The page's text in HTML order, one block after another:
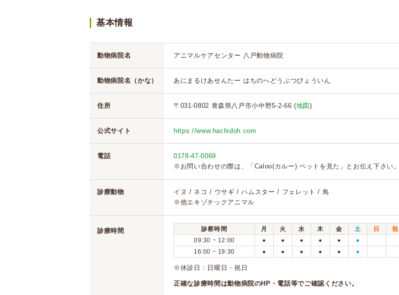
基本情報
動物病院名 アニマルケアセンター 八戸動物病院
動物病院名（かな） あにまるけあせんたー はちのへどうぶつびょういん
住所 〒031-0802 青森県八戸市小中野5-2-66 (地図 )
公式サイト https://www.hachidoh.com
電話
0178-47-0069
※お問い合わせの際は、「Caloo(カルー) ペットを見た」とお伝え下さい。
診療動物
イヌ / ネコ / ウサギ / ハムスター / フェレット / 鳥
※他エキゾチックアニマル
診療時間 診察時間 月 火 水 木 金 土 日
祝
09:30 ~ 12:00
● ● ● ● ● ●
16:00 ~ 19:30 ● ● ● ● ● ●
※休診日：日曜日・祝日
正確な診療時間は動物病院のHP・電話等でご確認ください。